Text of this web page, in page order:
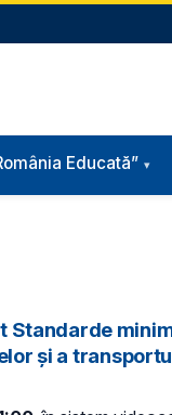
Educată”
și a